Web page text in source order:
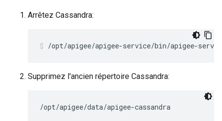
Arrêtez Cassandra:
/opt/apigee/apigee-service/bin/apigee-
Supprimez l'ancien répertoire Cassandra:
/opt/apigee/data/apigee-cassandra